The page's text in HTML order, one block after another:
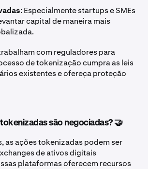
: Especialmente startups e SMEs
capital de maneira mais
com reguladores para
de tokenização cumpra as leis
existentes e ofereça proteção
são negociadas? 🤝
as ações tokenizadas podem ser
de ativos digitais
plataformas oferecem recursos